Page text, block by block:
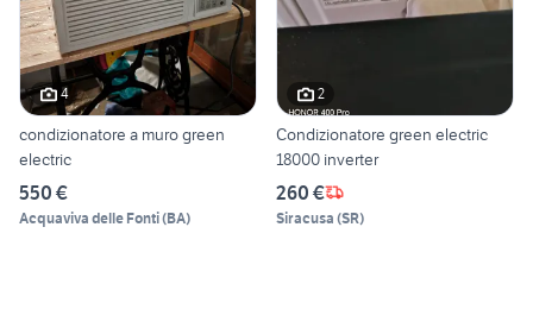
4
condizionatore a muro green
electric
550 €
Acquaviva delle Fonti(BA)
2
Condizionatore green electric
18000 inverter
260 €
Siracusa (SR)